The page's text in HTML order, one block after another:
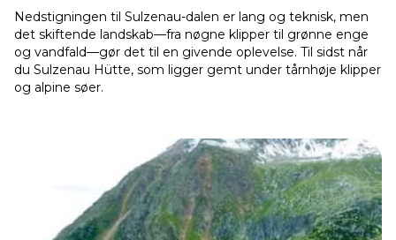
Nedstigningen til Sulzenau-dalen er lang og teknisk, men
det skiftende landskab—fra nøgne klipper til grønne enge
og vandfald—gør det til en givende oplevelse. Til sidst når
du Sulzenau Hütte, som ligger gemt under tårnhøje klipper
og alpine søer.